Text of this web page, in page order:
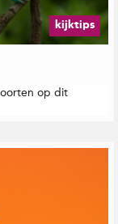
kijktips
op dit